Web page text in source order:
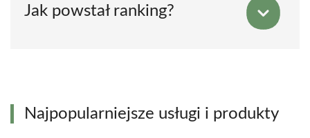
Jak powstał ranking?
Najpopularniejsze usługi i produkty